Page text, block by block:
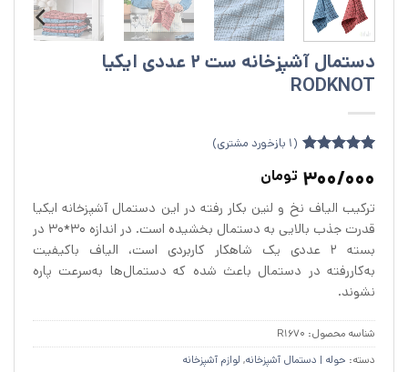
دستمال آشپزخانه ست 2 عددی ایکیا
RODKNOT
از 5 در
مشتری
(
1 بازخورد مشتری)
300/000 تومان
ترکیب الیاف نخ و لنین بکار رفته در این دستمال آشپزخانه ایکیا
قدرت جذب بالایی به دستمال بخشیده است. در اندازه ۳۰*۳۰ در
بسته‌ ۲ عددی یک شاهکار کاربردی است، الیاف باکیفیت
به‌کاررفته در دستمال باعث شده که دستمال‌ها به‌سرعت پاره
نشوند.
شناسه محصول: R1670
دسته: حوله | دستمال آشپزخانه, لوازم آشپزخانه